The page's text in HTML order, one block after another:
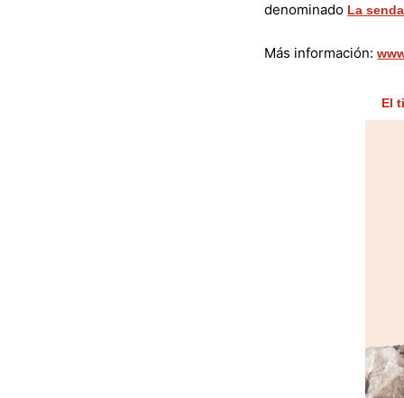
denominado La
Más información:
El